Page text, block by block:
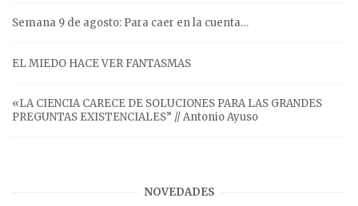
Semana 9 de agosto: Para caer en la cuenta…
EL MIEDO HACE VER FANTASMAS
«LA CIENCIA CARECE DE SOLUCIONES PARA LAS GRANDES
PREGUNTAS EXISTENCIALES” // Antonio Ayuso
NOVEDADES